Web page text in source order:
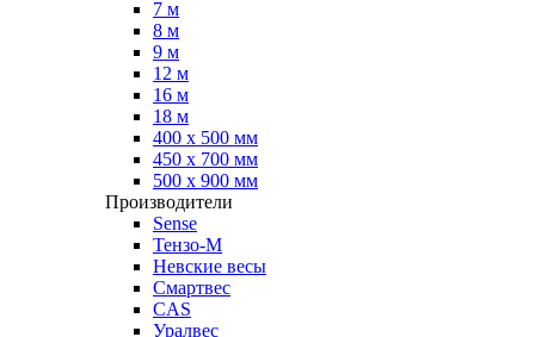
7 м
8 м
9 м
12 м
16 м
18 м
400 х 500 мм
450 х 700 мм
500 х 900 мм
Производители
Sense
Тензо-М
Невские весы
Смартвес
CAS
Уралвес